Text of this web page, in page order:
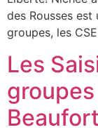
des Rousses
groupes, les
Les